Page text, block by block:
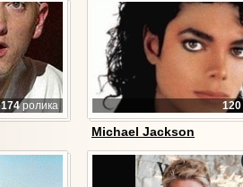
174ролика 120
Michael Jackson